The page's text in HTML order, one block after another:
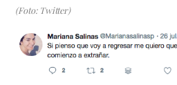
(Foto: Twitter)